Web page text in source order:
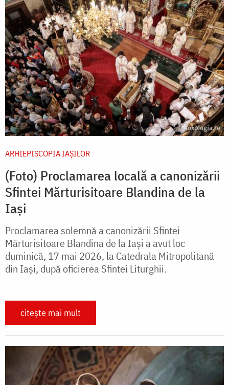
ARHIEPISCOPIA IAŞILOR
(Foto) Proclamarea locală a canonizării
Sfintei Mărturisitoare Blandina de la
Iași
Proclamarea solemnă a canonizării Sfintei
Mărturisitoare Blandina de la Iași a avut loc
duminică, 17 mai 2026, la Catedrala Mitropolitană
din Iași, după oficierea Sfintei Liturghii.
citește mai mult